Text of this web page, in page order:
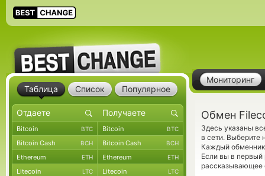
Мониторинг
Обмен
Здесь указаны
в сети. Выберите
Каждый
Если вы в первый
рассказывающее
Таблица Список Популярное
Bitcoin BTC Bitcoin BTC
Bitcoin Cash BCH Bitcoin Cash BCH
Ethereum ETH Ethereum ETH
Litecoin LTC Litecoin LTC